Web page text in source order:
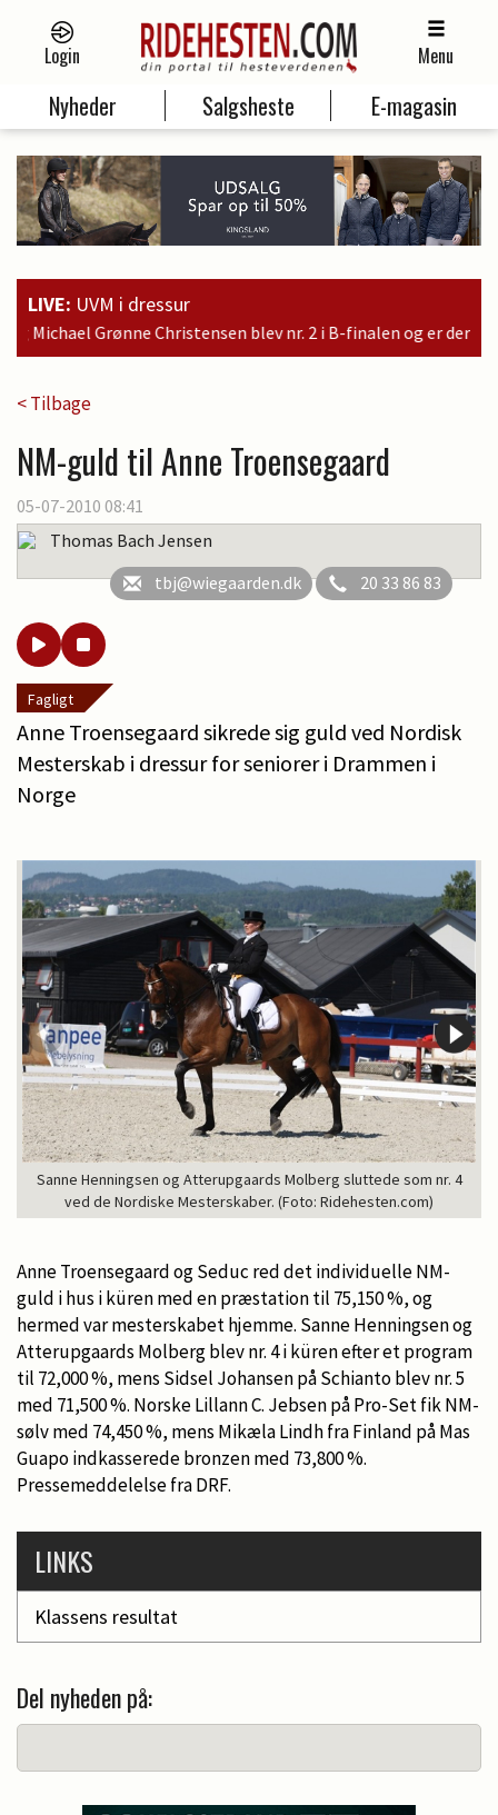
Login Menu
Nyheder Salgsheste E-magasin
LIVE: UVM i dressur
nr. 2 i B-finalen og er dermed kvalificeret til søndagens
< Tilbage
NM-guld til Anne Troensegaard
05-07-2010 08:41
Thomas Bach Jensen
tbj@wiegaarden.dk
20 33 86 83
Fagligt
Anne Troensegaard sikrede sig guld ved Nordisk
Mesterskab i dressur for seniorer i Drammen i
Norge
Sanne Henningsen og Atterupgaards Molberg sluttede som nr. 4
ved de Nordiske Mesterskaber. (Foto: Ridehesten.com)
Anne Troensegaard og Seduc red det individuelle NM-
guld i hus i küren med en præstation til 75,150 %, og
hermed var mesterskabet hjemme. Sanne Henningsen og
Atterupgaards Molberg blev nr. 4 i küren efter et program
til 72,000 %, mens Sidsel Johansen på Schianto blev nr. 5
med 71,500 %. Norske Lillann C. Jebsen på Pro-Set fik NM-
sølv med 74,450 %, mens Mikæla Lindh fra Finland på Mas
Guapo indkasserede bronzen med 73,800 %.
Pressemeddelelse fra DRF.
LINKS
Klassens resultat
Del nyheden på: